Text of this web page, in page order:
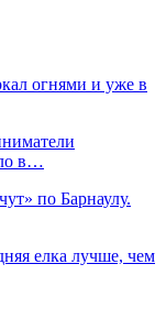
огнями и уже в
в…
по Барнаулу.
елка лучше, чем